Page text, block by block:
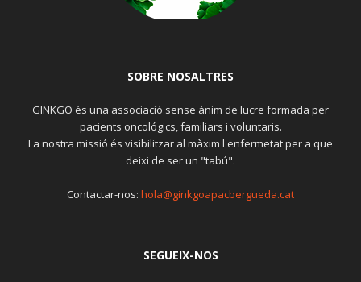
SOBRE NOSALTRES
GINKGO és una associació sense ànim de lucre formada per
pacients oncológics, familiars i voluntaris.
La nostra missió és visibilitzar al màxim l'enfermetat per a que
deixi de ser un "tabú".
Contactar-nos: hola@ginkgoapacbergueda.cat
SEGUEIX-NOS